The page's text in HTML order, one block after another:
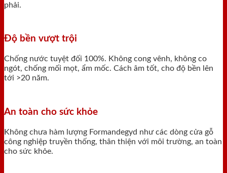
phải.
Độ bền vượt trội
Chống nước tuyệt đối 100%. Không cong vênh, không co
ngót, chống mối mọt, ẩm mốc. Cách âm tốt, cho độ bền lên
tới >20 năm.
An toàn cho sức khỏe
Không chưa hàm lượng Formandegyd như các dòng cửa gỗ
công nghiệp truyền thống, thân thiện với môi trường, an toàn
cho sức khỏe.